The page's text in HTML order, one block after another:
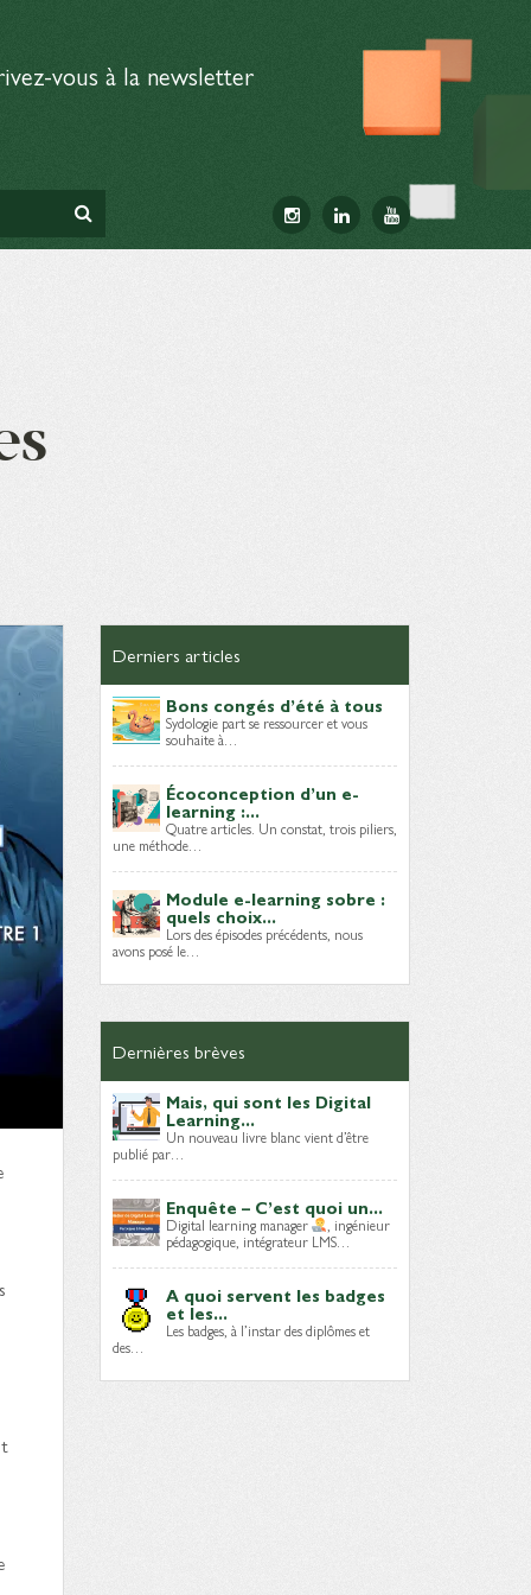
vous à la newsletter
Derniers articles
Bons congés d’été à tous
Sydologie part se ressourcer et vous
souhaite à…
Écoconception d’un e-
learning :...
Quatre articles. Un constat, trois piliers,
une méthode…
Module e-learning sobre :
quels choix...
Lors des épisodes précédents, nous
avons posé le…
Dernières brèves
Mais, qui sont les Digital
Learning...
Un nouveau livre blanc vient d’être
publié par…
Enquête – C’est quoi un...
Digital learning manager , ingénieur
pédagogique, intégrateur LMS…
A quoi servent les badges
et les...
Les badges, à l’instar des diplômes et
des…